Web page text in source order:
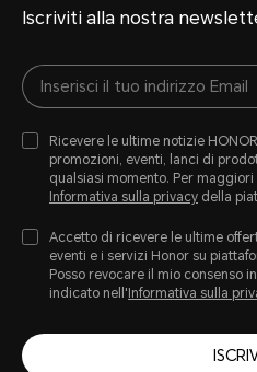
Iscriviti alla nostra
Ricevere le ultime notizie
promozioni, eventi, lanci di
qualsiasi momento. Per
Informativa sulla privacy della
Accetto di ricevere le ultime
eventi e i servizi Honor su
Posso revocare il mio consenso
indicato nell'Informativa sulla